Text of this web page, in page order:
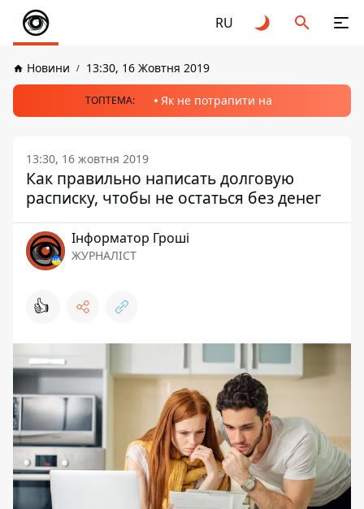
RU
Новини 13:30, 16 Жовтня 2019
ТОПТЕМА: Як не потрапити на
13:30, 16 жовтня 2019
Как правильно написать долговую
расписку, чтобы не остаться без денег
Інформатор Гроші
ЖУРНАЛІСТ
👍